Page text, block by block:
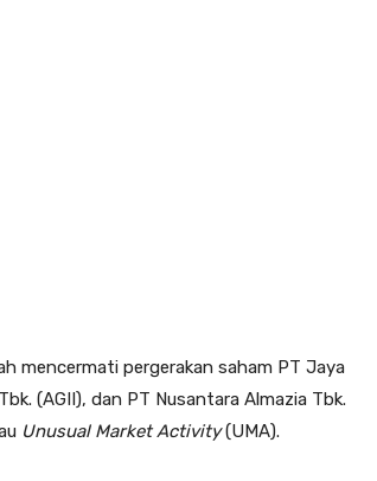
mencermati pergerakan saham PT Jaya
(AGII), dan PT Nusantara Almazia Tbk.
Unusual Market Activity(UMA).